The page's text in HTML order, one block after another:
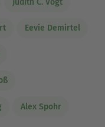
Eevie Demirtel
Alex Spohr